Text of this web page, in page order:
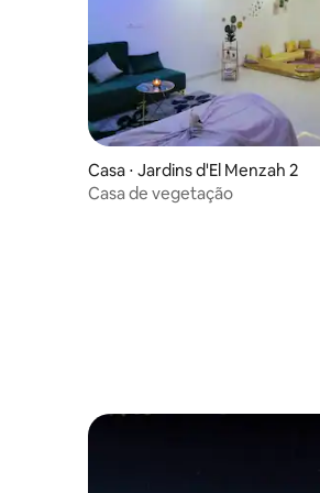
Casa ⋅ Jardins d'El Menzah 2
Casa de vegetação